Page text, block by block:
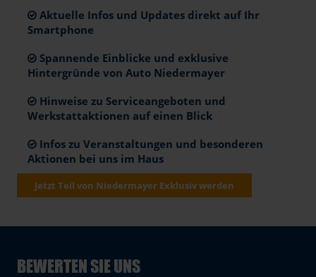
Aktuelle Infos und Updates direkt auf Ihr
Smartphone
Spannende Einblicke und exklusive
Hintergründe von Auto Niedermayer
Hinweise zu Serviceangeboten und
Werkstattaktionen auf einen Blick
Infos zu Veranstaltungen und besonderen
Aktionen bei uns im Haus
Jetzt Teil von Niedermayer Exklusiv werden
BEWERTEN SIE UNS